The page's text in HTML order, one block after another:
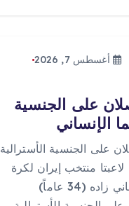
أغسطس 7, 2026
على الجنسية
الإنساني
على الجنسية الأسترالية
منتخب إيران لكرة
القدم للسيدات، عطفه رمضاني زاده (34 عاماً)